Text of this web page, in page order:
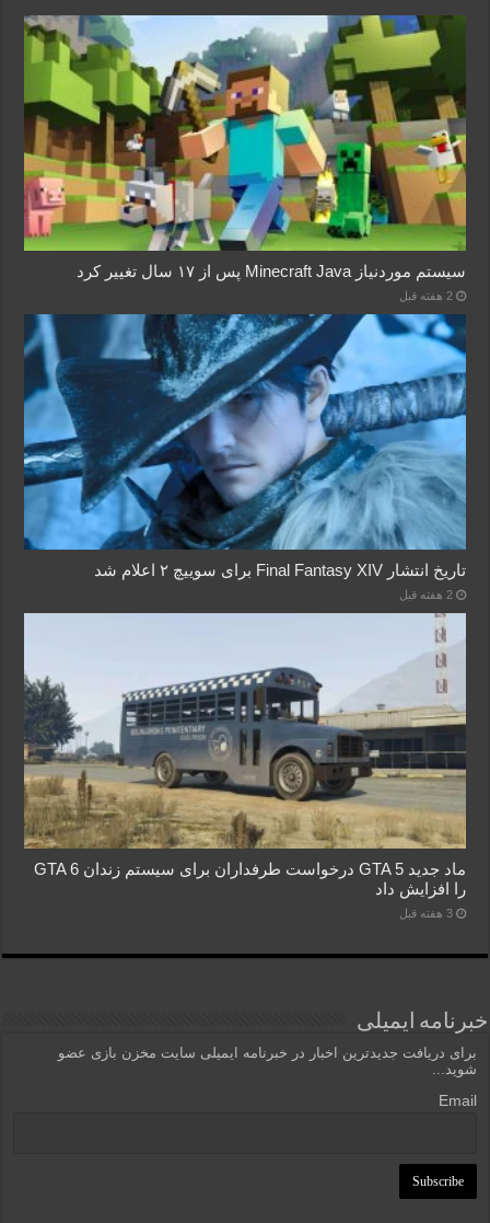
سیستم موردنیاز Minecraft Java پس از ۱۷ سال تغییر کرد
2 هفته قبل
تاریخ انتشار Final Fantasy XIV برای سوییچ ۲ اعلام شد
2 هفته قبل
ماد جدید GTA 5 درخواست طرفداران برای سیستم زندان GTA 6
را افزایش داد
3 هفته قبل
خبرنامه ایمیلی
برای دریافت جدیدترین اخبار در خبرنامه ایمیلی سایت مخزن بازی عضو
شوید...
Email